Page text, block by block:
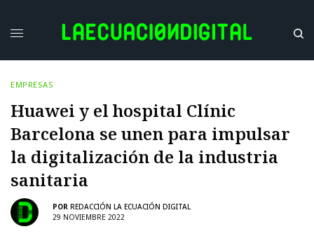
EMPRESAS
Huawei y el hospital Clínic
Barcelona se unen para impulsar
la digitalización de la industria
sanitaria
POR REDACCIÓN LA ECUACIÓN DIGITAL
29 NOVIEMBRE 2022